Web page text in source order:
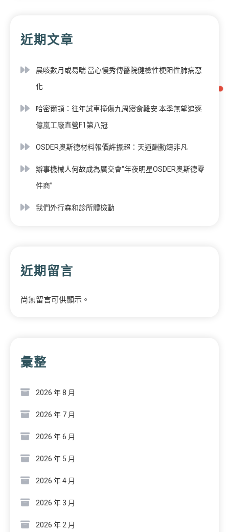
近期文章
晨咳數月或易喘 當心慢秀傳醫院健檢性梗阻性肺病惡
化
哈密爾頓：往年試車撞傷九周寢食難安 本季無望追逐
億嵐工廠直營F1第八冠
OSDER奧斯德材料報價許振超：天道酬勤鑄非凡
辦事機械人何故成為廣交會“年夜明星OSDER奧斯德零
件商”
我們外行森和診所體檢動
近期留言
尚無留言可供顯示。
彙整
2026 年 8 月
2026 年 7 月
2026 年 6 月
2026 年 5 月
2026 年 4 月
2026 年 3 月
2026 年 2 月